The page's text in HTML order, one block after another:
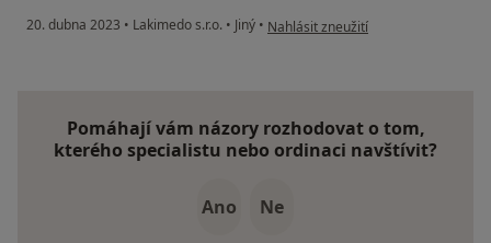
20. dubna 2023 • Lakimedo s.r.o. • Jiný • podle názoru uživatele Marie
Nahlásit zneužití
Pomáhají vám názory rozhodovat o tom,
kterého specialistu nebo ordinaci navštívit?
Ano Ne